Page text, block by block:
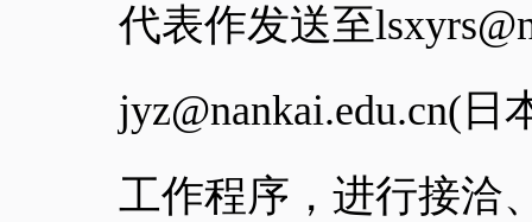
代表作发送至
jyz@nankai.edu.cn( 日
工作程序，进行接洽